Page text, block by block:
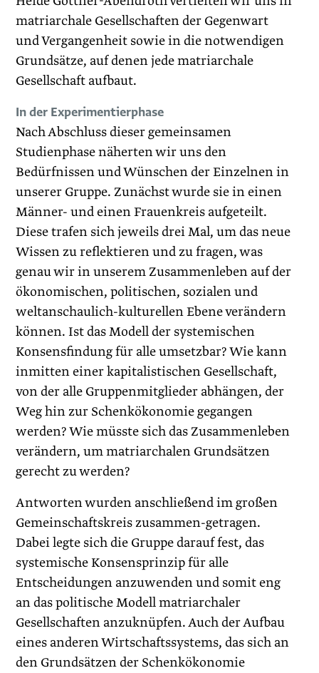
matriarchale Gesellschaften der Gegenwart
und Vergangenheit sowie in die notwendigen
Grundsätze, auf denen jede matriarchale
Gesellschaft aufbaut.
In der Experimentierphase
Nach Abschluss dieser gemeinsamen
Studienphase näherten wir uns den
Bedürfnissen und Wünschen der Einzelnen in
unserer Gruppe. Zunächst wurde sie in einen
Männer- und einen Frauenkreis aufgeteilt.
Diese trafen sich jeweils drei Mal, um das neue
Wissen zu reflektieren und zu fragen, was
genau wir in unserem Zusammenleben auf der
ökonomischen, politischen, sozialen und
weltanschaulich-kulturellen Ebene verändern
können. Ist das Modell der systemischen
Konsensfindung für alle umsetzbar? Wie kann
inmitten einer kapitalistischen Gesellschaft,
von der alle Gruppenmitglieder abhängen, der
Weg hin zur Schenkökonomie gegangen
werden? Wie müsste sich das Zusammenleben
verändern, um matriarchalen Grundsätzen
gerecht zu werden?
Antworten wurden anschließend im großen
Gemeinschaftskreis zusammen-getragen.
Dabei legte sich die Gruppe darauf fest, das
systemische Konsensprinzip für alle
Entscheidungen anzuwenden und somit eng
an das politische Modell matriarchaler
Gesellschaften anzuknüpfen. Auch der Aufbau
eines anderen Wirtschaftssystems, das sich an
den Grundsätzen der Schenkökonomie